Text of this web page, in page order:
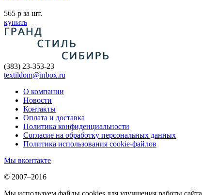
565 p за шт.
купить
(383) 23-353-23
textildom@inbox.ru
О компании
Новости
Контакты
Оплата и доставка
Политика конфиденциальности
Согласие на обработку персональных данных
Политика использования cookie-файлов
Мы вконтакте
© 2007–2016
Мы используем файлы cookies для улучшения работы сайта.